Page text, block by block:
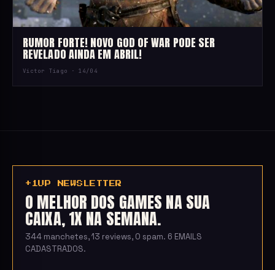
RUMOR FORTE! NOVO GOD OF WAR PODE SER
REVELADO AINDA EM ABRIL!
Victor Tiago ·14/04
+1UP NEWSLETTER
O MELHOR DOS GAMES NA SUA
CAIXA, 1X NA SEMANA.
344 manchetes, 13 reviews, 0 spam. 6 EMAILS
CADASTRADOS.